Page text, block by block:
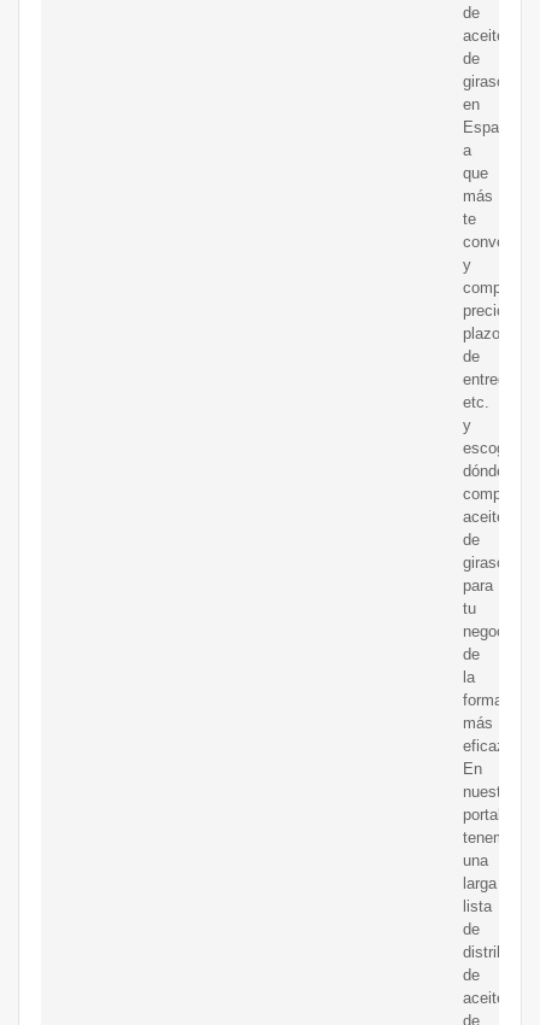
de
aceite
de
girasol
en
Espa?
a
que
más
te
convengan
y
compara
precios,
plazos
de
entrega,
etc.
y
escoge
dónde
comprar
aceite
de
girasol
para
tu
negocio
de
la
forma
más
eficaz.
En
nuestro
portal
tenemos
una
larga
lista
de
de
aceite
de